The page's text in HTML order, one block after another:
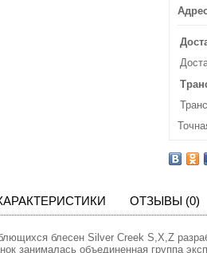
ОТЗЫВЫ (0)
блесен Silver Creek S,X,Z
занималась объединенная группа